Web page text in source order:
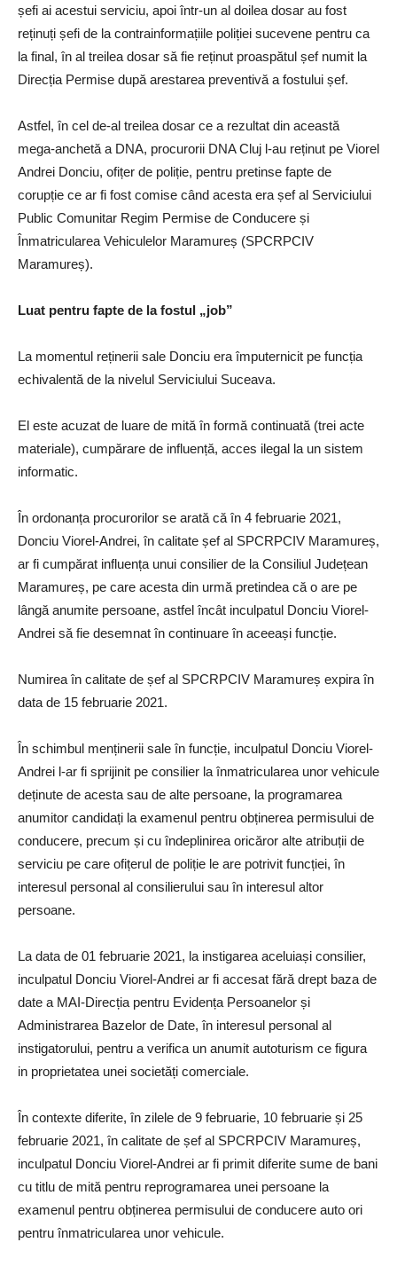
șefi ai acestui serviciu, apoi într-un al doilea dosar au fost
reținuți șefi de la contrainformațiile poliției sucevene pentru ca
la final, în al treilea dosar să fie reținut proaspătul șef numit la
Direcția Permise după arestarea preventivă a fostului șef.
Astfel, în cel de-al treilea dosar ce a rezultat din această
mega-anchetă a DNA, procurorii DNA Cluj l-au reținut pe Viorel
Andrei Donciu, ofițer de poliție, pentru pretinse fapte de
corupție ce ar fi fost comise când acesta era șef al Serviciului
Public Comunitar Regim Permise de Conducere și
Înmatricularea Vehiculelor Maramureș (SPCRPCIV
Maramureș).
Luat pentru fapte de la fostul „job”
La momentul reținerii sale Donciu era împuternicit pe funcția
echivalentă de la nivelul Serviciului Suceava.
El este acuzat de luare de mită în formă continuată (trei acte
materiale), cumpărare de influență, acces ilegal la un sistem
informatic.
În ordonanța procurorilor se arată că în 4 februarie 2021,
Donciu Viorel-Andrei, în calitate șef al SPCRPCIV Maramureș,
ar fi cumpărat influența unui consilier de la Consiliul Județean
Maramureș, pe care acesta din urmă pretindea că o are pe
lângă anumite persoane, astfel încât inculpatul Donciu Viorel-
Andrei să fie desemnat în continuare în aceeași funcție.
Numirea în calitate de șef al SPCRPCIV Maramureș expira în
data de 15 februarie 2021.
În schimbul menținerii sale în funcție, inculpatul Donciu Viorel-
Andrei l-ar fi sprijinit pe consilier la înmatricularea unor vehicule
deținute de acesta sau de alte persoane, la programarea
anumitor candidați la examenul pentru obținerea permisului de
conducere, precum și cu îndeplinirea oricăror alte atribuții de
serviciu pe care ofițerul de poliție le are potrivit funcției, în
interesul personal al consilierului sau în interesul altor
persoane.
La data de 01 februarie 2021, la instigarea aceluiași consilier,
inculpatul Donciu Viorel-Andrei ar fi accesat fără drept baza de
date a MAI-Direcția pentru Evidența Persoanelor și
Administrarea Bazelor de Date, în interesul personal al
instigatorului, pentru a verifica un anumit autoturism ce figura
in proprietatea unei societăți comerciale.
În contexte diferite, în zilele de 9 februarie, 10 februarie și 25
februarie 2021, în calitate de șef al SPCRPCIV Maramureș,
inculpatul Donciu Viorel-Andrei ar fi primit diferite sume de bani
cu titlu de mită pentru reprogramarea unei persoane la
examenul pentru obținerea permisului de conducere auto ori
pentru înmatricularea unor vehicule.